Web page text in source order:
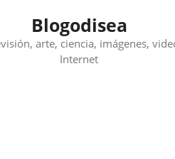
Blogodisea
arte, ciencia, imágenes,
Internet